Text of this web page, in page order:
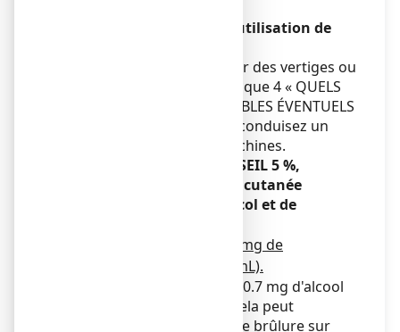
Conduite de véhicules et utilisation de
Le minoxidil peut provoquer des vertiges ou
une hypotension (voir rubrique 4 « QUELS
SONT LES EFFETS INDÉSIRABLES ÉVENTUELS
? »). Soyez prudent si vous conduisez un
véhicule ou utilisez des machines.
MINOXIDIL SANDOZ CONSEIL 5 %,
solution pour application cutanée
contient du propylèneglycol et de
Ce médicament contient 550 mg de
propylèneglycol par dose (1 mL).
Ce médicament contient 250.7 mg d'alcool
(éthanol) par dose (1mL). Cela peut
provoquer une sensation de brûlure sur